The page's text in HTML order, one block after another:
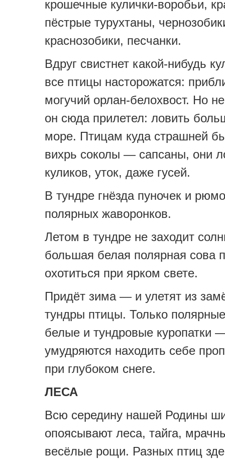
крошечные кулички-воробьи,
пёстрые турухтаны,
краснозобики, песчанки.
Вдруг свистнет какой-нибудь
все птицы насторожатся:
могучий орлан-белохвост. Но
он сюда прилетел: ловить
море. Птицам куда страшней
вихрь соколы — сапсаны, они
куликов, уток, даже гусей.
В тундре гнёзда пуночек и
полярных жаворонков.
Летом в тундре не заходит
большая белая полярная сова
охотиться при ярком свете.
Придёт зима — и улетят из
тундры птицы. Только
белые и тундровые куропатки
умудряются находить себе
при глубоком снеге.
ЛЕСА
Всю середину нашей Родины
опоясывают леса, тайга,
весёлые рощи. Разных птиц